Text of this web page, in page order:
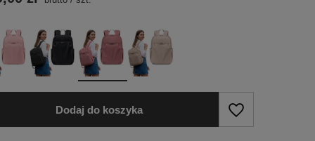
Dodaj do koszyka